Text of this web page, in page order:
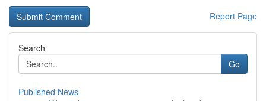
Report Page
Search
Go
Published News